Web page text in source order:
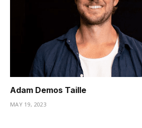
Adam Demos Taille
MAY 19, 2023